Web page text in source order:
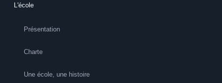
L'école
Présentation
Charte
Une école, une histoire